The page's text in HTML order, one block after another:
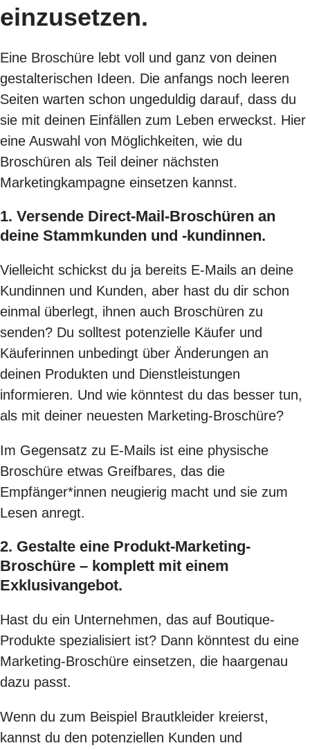
einzusetzen.
Eine Broschüre lebt voll und ganz von deinen
gestalterischen Ideen. Die anfangs noch leeren
Seiten warten schon ungeduldig darauf, dass du
sie mit deinen Einfällen zum Leben erweckst. Hier
eine Auswahl von Möglichkeiten, wie du
Broschüren als Teil deiner nächsten
Marketingkampagne einsetzen kannst.
1. Versende Direct-Mail-Broschüren an
deine Stammkunden und -kundinnen.
Vielleicht schickst du ja bereits E-Mails an deine
Kundinnen und Kunden, aber hast du dir schon
einmal überlegt, ihnen auch Broschüren zu
senden? Du solltest potenzielle Käufer und
Käuferinnen unbedingt über Änderungen an
deinen Produkten und Dienstleistungen
informieren. Und wie könntest du das besser tun,
als mit deiner neuesten Marketing-Broschüre?
Im Gegensatz zu E-Mails ist eine physische
Broschüre etwas Greifbares, das die
Empfänger*innen neugierig macht und sie zum
Lesen anregt.
2. Gestalte eine Produkt-Marketing-
Broschüre – komplett mit einem
Exklusivangebot.
Hast du ein Unternehmen, das auf Boutique-
Produkte spezialisiert ist? Dann könntest du eine
Marketing-Broschüre einsetzen, die haargenau
dazu passt.
Wenn du zum Beispiel Brautkleider kreierst,
kannst du den potenziellen Kunden und